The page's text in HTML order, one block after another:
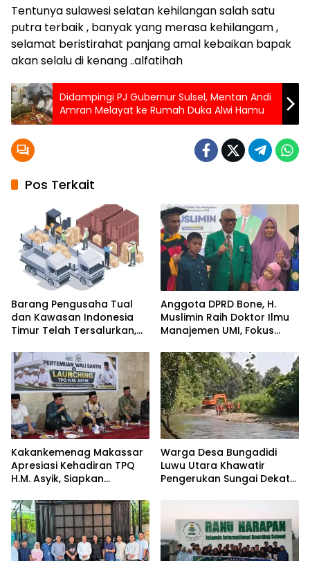
Tentunya sulawesi selatan kehilangan salah satu
putra terbaik , banyak yang merasa kehilangam ,
selamat beristirahat panjang amal kebaikan bapak
akan selalu di kenang ..alfatihah
Didampingi PJ Gubernur Sulsel, Mentan Andi
Amran Melayat ke Rumah Duka Alwi Hamu
Pos Terkait
Barang Pengusaha Tual
dan Kawasan Indonesia
Timur Telah Tersalurkan,
Langkah Penyelesaian PT
Afid Logistik dan PT Tanto
Intim Line
Anggota DPRD Bone, H.
Muslimin Raih Doktor Ilmu
Manajemen UMI, Fokus
ASN
Kakankemenag Makassar
Apresiasi Kehadiran TPQ
H.M. Asyik, Siapkan
Cegah Anak Miskin
Spiritualitas
Warga Desa Bungadidi
Luwu Utara Khawatir
Pengerukan Sungai Dekat